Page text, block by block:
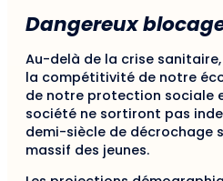
Dangereux
Au-delà de la crise
la compétitivité de notre
de notre protection sociale
société ne sortiront pas
demi-siècle de décrochage
massif des jeunes.